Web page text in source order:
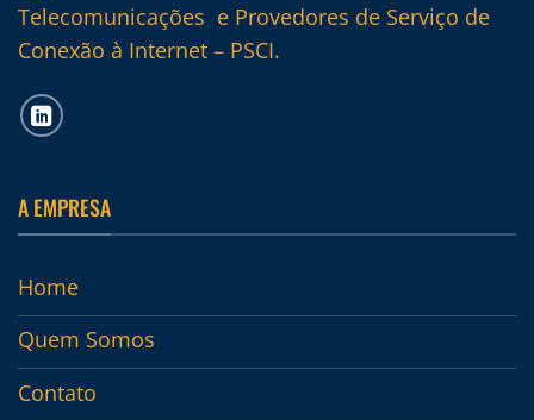
Telecomunicações e Provedores de Serviço de
Conexão à Internet – PSCI.
A EMPRESA
Home
Quem Somos
Contato